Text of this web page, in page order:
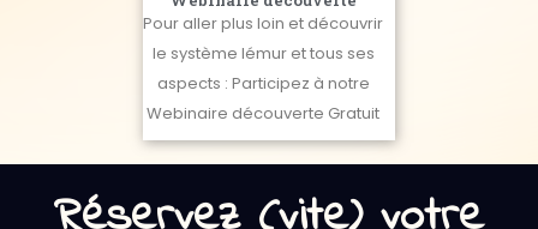
Pour aller plus loin et découvrir
le système lémur et tous ses
aspects : Participez à notre
Webinaire découverte Gratuit